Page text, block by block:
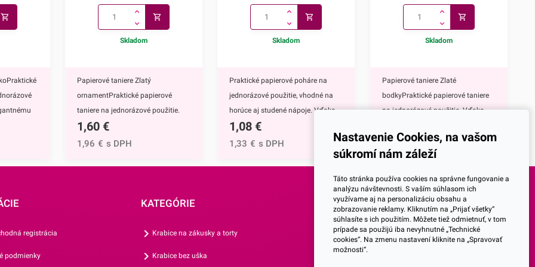
na
zdĺhavé
ľahké,
Skladom
Papierové taniere Zlatý
ornamentPraktické papierové
taniere na jednorázové použitie.
Vďaka ich elegantnému zlatému
zdobeniu krásne vyniknú na
napríklad:keďže ide o jednorazové
umývanie riadu po oslave,vďaka
obávať nepríjemných črepín a
1,60 €
1,96 € s DPH
Skladom
Praktické papierové poháre na
jednorázové použitie, vhodné na
horúce aj studené nápoje. Vďaka
ich elegantnému zlatému
zdobeniu krásne vyniknú na
napríklad:keďže ide o jednorazové
zdĺhavé umývanie riadu po
oslave,neviete ich rozbiť, takže sa
1,08 €
1,33 € s DPH
Skladom
Papierové taniere Zlaté
bodkyPraktické papierové taniere
na jednorázové použitie. Vďaka
zdobeniu krásne vyniknú na
každom slávnostnom
nepochybne mnoho výhod,
napríklad:keďže ide o jednorazové
taniere, nečaká Vás žiadne zdĺhavé
umývanie riadu po oslave,vďaka
ich nerozbitnosti sa nemusíte
1,96 € s DPH
registrácia
podmienky
KATEGÓRIE
Krabice na zákusky a torty
Krabice bez uška
SOCIALNE SIETE
Facebook
Nastavenie Cookies, na vašom
súkromí nám záleží
Táto stránka používa cookies na správne fungovanie a
analýzu návštevnosti. S vaším súhlasom ich
využívame aj na personalizáciu obsahu a
zobrazovanie reklamy. Kliknutím na „Prijať všetky“
súhlasíte s ich použitím. Môžete tiež odmietnuť, v tom
prípade sa použijú iba nevyhnutné „Technické
cookies“. Na zmenu nastavení kliknite na „Spravovať
možnosti“.